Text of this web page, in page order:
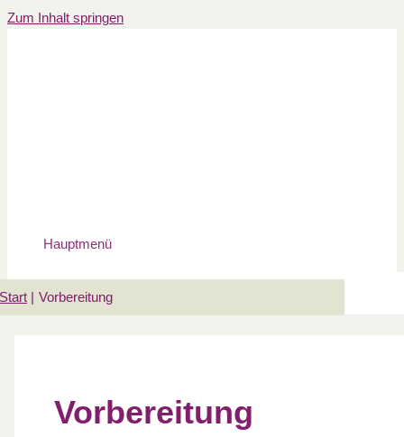
Zum Inhalt springen
Hauptmenü
Start Vorbereitung
Vorbereitung